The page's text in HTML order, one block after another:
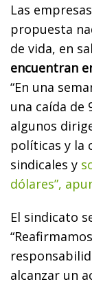
Las
propuesta
de vida, en
encuentran
“En una
una caída de
algunos
políticas y la
sindicales y
dólares”,
El sindicato
alcanzar un